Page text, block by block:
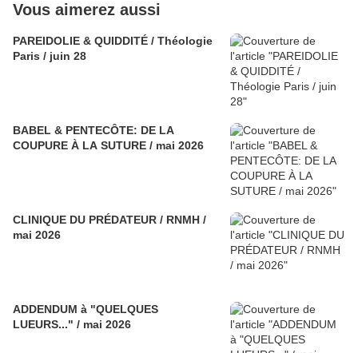
Vous aimerez aussi
PAREIDOLIE & QUIDDITÉ / Théologie
Paris / juin 28
BABEL & PENTECÔTE: DE LA
COUPURE À LA SUTURE / mai 2026
CLINIQUE DU PRÉDATEUR / RNMH /
mai 2026
ADDENDUM à "QUELQUES
LUEURS..." / mai 2026